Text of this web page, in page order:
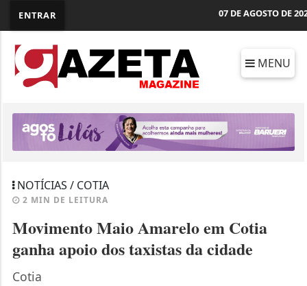
ENTRAR 07 DE AGOSTO DE
MENU
NOTÍCIAS / COTIA
2 MIN DE LEITURA
Movimento Maio Amarelo em Cotia
ganha apoio dos taxistas da cidade
Cotia